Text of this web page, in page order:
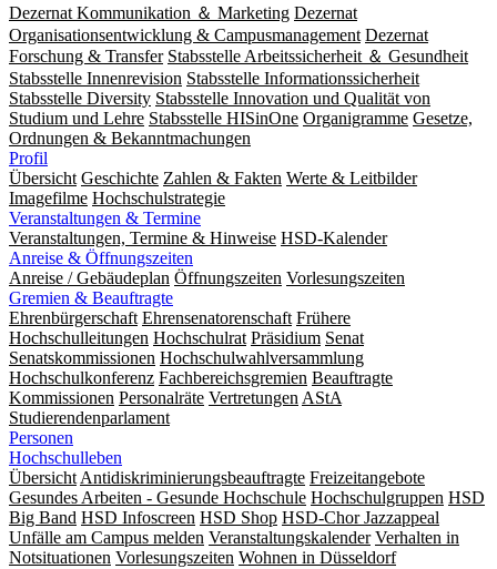
Dezernat Kommunikation ＆ Marketing Dezernat
Organisationsentwicklung & Campusmanagement Dezernat
Forschung & Transfer Stabsstelle Arbeitssicherheit ＆ Gesundheit
Stabsstelle Innenrevision Stabsstelle In­for­ma­ti­ons­sicher­heit
Stabsstelle Diversity Stabsstelle Innovation und Qualität von
Studium und Lehre Stabsstelle HISinOne Organigramme Gesetze,
Ordnungen & Bekanntmachungen
Profil
Übersicht Geschichte Zahlen & Fakten Werte & Leitbilder
Imagefilme Hochschulstrategie
Veranstaltungen & Termine
Veranstaltungen, Termine & Hinweise HSD-Kalender
Anreise & Öffnungszeiten
Anreise / Gebäudeplan Öffnungszeiten Vorlesungszeiten
Gremien & Beauftragte
Ehrenbürgerschaft Ehrensenatorenschaft Frühere
Hochschulleitungen Hochschulrat Präsidium Senat
Senatskommissionen Hochschulwahlversammlung
Hochschulkonferenz Fachbereichsgremien Beauftragte
Kommissionen Personalräte Vertretungen AStA
Studierendenparlament
Personen
Hochschulleben
Übersicht Antidiskriminierungsbeauftragte Freizeitangebote
Gesundes Arbeiten - Gesunde Hochschule Hochschulgruppen HSD
Big Band HSD Infoscreen HSD Shop HSD-Chor Jazzappeal
Unfälle am Campus melden Veranstaltungskalender Verhalten in
Notsituationen Vorlesungszeiten Wohnen in Düsseldorf